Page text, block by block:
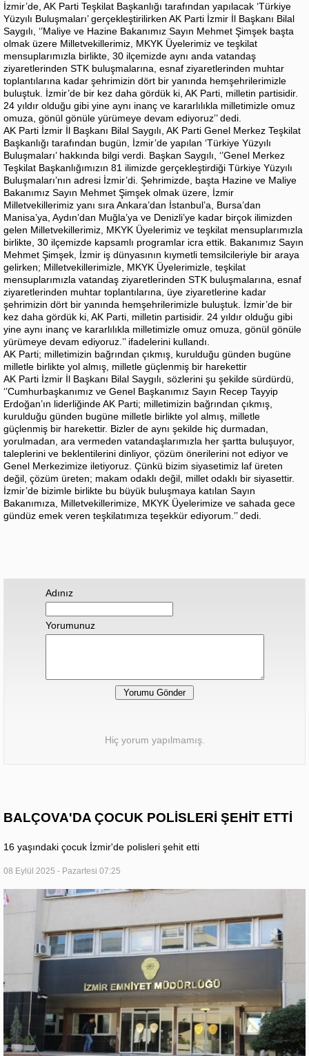
İzmir’de, AK Parti Teşkilat Başkanlığı tarafından yapılacak ‘Türkiye
Yüzyılı Buluşmaları’ gerçekleştirilirken AK Parti İzmir İl Başkanı Bilal
Saygılı, ‘’Maliye ve Hazine Bakanımız Sayın Mehmet Şimşek başta
olmak üzere Milletvekillerimiz, MKYK Üyelerimiz ve teşkilat
mensuplarımızla birlikte, 30 ilçemizde aynı anda vatandaş
ziyaretlerinden STK buluşmalarına, esnaf ziyaretlerinden muhtar
toplantılarına kadar şehrimizin dört bir yanında hemşehrilerimizle
buluştuk. İzmir’de bir kez daha gördük ki, AK Parti, milletin partisidir.
24 yıldır olduğu gibi yine aynı inanç ve kararlılıkla milletimizle omuz
omuza, gönül gönüle yürümeye devam ediyoruz’’ dedi.
AK Parti İzmir İl Başkanı Bilal Saygılı, AK Parti Genel Merkez Teşkilat
Başkanlığı tarafından bugün, İzmir’de yapılan ‘Türkiye Yüzyılı
Buluşmaları’ hakkında bilgi verdi. Başkan Saygılı, ‘’Genel Merkez
Teşkilat Başkanlığımızın 81 ilimizde gerçekleştirdiği Türkiye Yüzyılı
Buluşmaları’nın adresi İzmir’di. Şehrimizde, başta Hazine ve Maliye
Bakanımız Sayın Mehmet Şimşek olmak üzere, İzmir
Milletvekillerimiz yanı sıra Ankara’dan İstanbul’a, Bursa’dan
Manisa’ya, Aydın’dan Muğla’ya ve Denizli’ye kadar birçok ilimizden
gelen Milletvekillerimiz, MKYK Üyelerimiz ve teşkilat mensuplarımızla
birlikte, 30 ilçemizde kapsamlı programlar icra ettik. Bakanımız Sayın
Mehmet Şimşek, İzmir iş dünyasının kıymetli temsilcileriyle bir araya
gelirken; Milletvekillerimizle, MKYK Üyelerimizle, teşkilat
mensuplarımızla vatandaş ziyaretlerinden STK buluşmalarına, esnaf
ziyaretlerinden muhtar toplantılarına, üye ziyaretlerine kadar
şehrimizin dört bir yanında hemşehrilerimizle buluştuk. İzmir’de bir
kez daha gördük ki, AK Parti, milletin partisidir. 24 yıldır olduğu gibi
yine aynı inanç ve kararlılıkla milletimizle omuz omuza, gönül gönüle
yürümeye devam ediyoruz.’’ ifadelerini kullandı.
AK Parti; milletimizin bağrından çıkmış, kurulduğu günden bugüne
milletle birlikte yol almış, milletle güçlenmiş bir harekettir
AK Parti İzmir İl Başkanı Bilal Saygılı, sözlerini şu şekilde sürdürdü,
‘’Cumhurbaşkanımız ve Genel Başkanımız Sayın Recep Tayyip
Erdoğan’ın liderliğinde AK Parti; milletimizin bağrından çıkmış,
kurulduğu günden bugüne milletle birlikte yol almış, milletle
güçlenmiş bir harekettir. Bizler de aynı şekilde hiç durmadan,
yorulmadan, ara vermeden vatandaşlarımızla her şartta buluşuyor,
taleplerini ve beklentilerini dinliyor, çözüm önerilerini not ediyor ve
Genel Merkezimize iletiyoruz. Çünkü bizim siyasetimiz laf üreten
değil, çözüm üreten; makam odaklı değil, millet odaklı bir siyasettir.
İzmir’de bizimle birlikte bu büyük buluşmaya katılan Sayın
Bakanımıza, Milletvekillerimize, MKYK Üyelerimize ve sahada gece
gündüz emek veren teşkilatımıza teşekkür ediyorum.’’ dedi.
Adınız
Yorumunuz
Hiç yorum yapılmamış.
BALÇOVA'DA ÇOCUK POLİSLERİ ŞEHİT ETTİ
16 yaşındaki çocuk İzmir'de polisleri şehit etti
08 Eylül 2025 - Pazartesi 07:25